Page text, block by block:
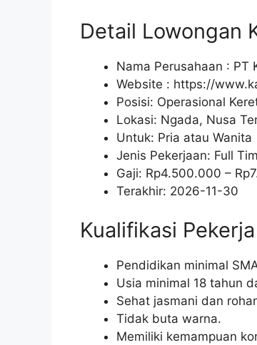
Detail Lowongan
Nama Perusahaan : PT
Website : https://
Posisi: Operasional
Lokasi: Ngada, Nusa
Untuk: Pria atau Wanita
Jenis Pekerjaan: Full
Gaji: Rp4.500.000 – Rp
Terakhir: 2026-11-30
Kualifikasi Pekerja
Pendidikan minimal
Usia minimal 18 tahun
Sehat jasmani dan
Tidak buta warna.
Memiliki kemampuan